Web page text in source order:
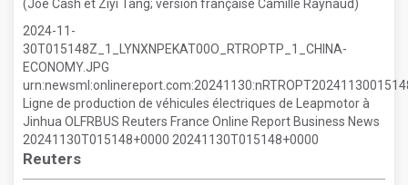
(Joe Cash et Ziyi Tang; version française Camille Raynaud)
2024-11-
30T015148Z_1_LYNXNPEKAT00O_RTROPTP_1_CHINA-
ECONOMY.JPG
Ligne de production de véhicules électriques de Leapmotor à
Jinhua OLFRBUS Reuters France Online Report Business News
20241130T015148+0000 20241130T015148+0000
Reuters